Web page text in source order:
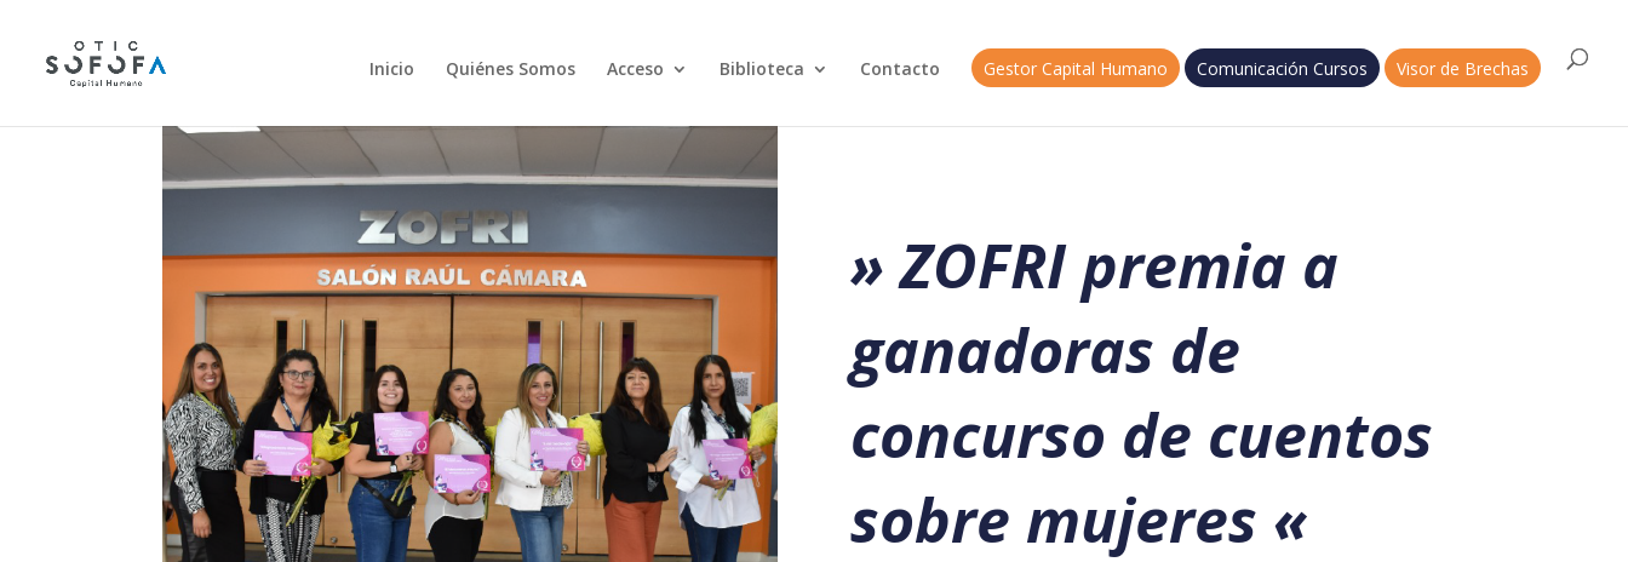
Inicio Quiénes Somos Acceso Biblioteca Contacto Gestor Capital Humano Comunicación Cursos Visor de Brechas
» ZOFRI premia a
ganadoras de
concurso de cuentos
sobre mujeres «